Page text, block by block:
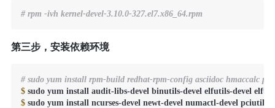
# rpm -ivh kernel-devel-3.10.0-327.el7.x86_64.rpm
第三步，安装依赖环境
# sudo yum install rpm-build redhat-rpm-config asciidoc hmaccalc
$
$